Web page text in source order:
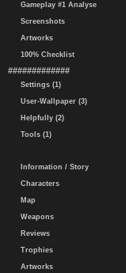
Gameplay #1 Analyse
Screenshots
Artworks
100% Checklist
#############
Settings (1)
User-Wallpaper (3)
Helpfully (2)
Tools (1)
Information / Story
Characters
Map
Weapons
Reviews
Trophies
Artworks